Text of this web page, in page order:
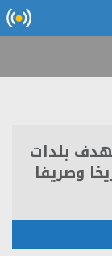
بلدات
وصريفا